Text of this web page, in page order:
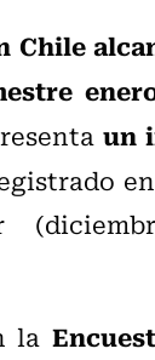
Chile
un
la